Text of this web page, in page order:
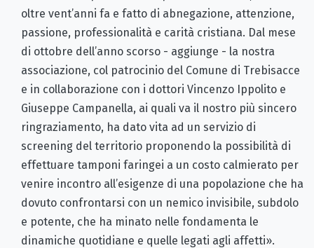
oltre vent’anni fa e fatto di abnegazione, attenzione,
passione, professionalità e carità cristiana. Dal mese
di ottobre dell’anno scorso - aggiunge - la nostra
associazione, col patrocinio del Comune di Trebisacce
e in collaborazione con i dottori Vincenzo Ippolito e
Giuseppe Campanella, ai quali va il nostro più sincero
ringraziamento, ha dato vita ad un servizio di
screening del territorio proponendo la possibilità di
effettuare tamponi faringei a un costo calmierato per
venire incontro all’esigenze di una popolazione che ha
dovuto confrontarsi con un nemico invisibile, subdolo
e potente, che ha minato nelle fondamenta le
dinamiche quotidiane e quelle legati agli affetti».